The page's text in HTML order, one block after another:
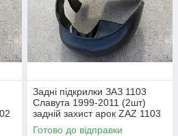
Задні підкрилки ЗАЗ 1103
Славута 1999-2011 (2шт)
задній захист арок ZAZ 1103
Slavuta пара задніх
Готово до відправки